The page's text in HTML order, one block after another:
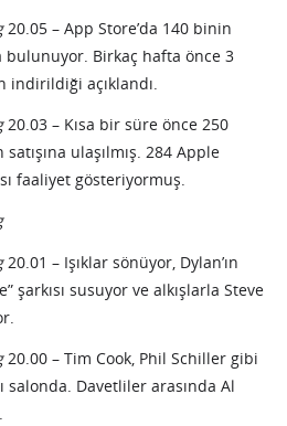
20.05 – App Store’da 140 binin
Birkaç hafta önce 3
indirildiği açıklandı.
20.03 – Kısa bir süre önce 250
ulaşılmış. 284 Apple
faaliyet gösteriyormuş.
20.01 – Işıklar sönüyor, Dylan’ın
şarkısı susuyor ve alkışlarla Steve
20.00 – Tim Cook, Phil Schiller gibi
salonda. Davetliler arasında Al